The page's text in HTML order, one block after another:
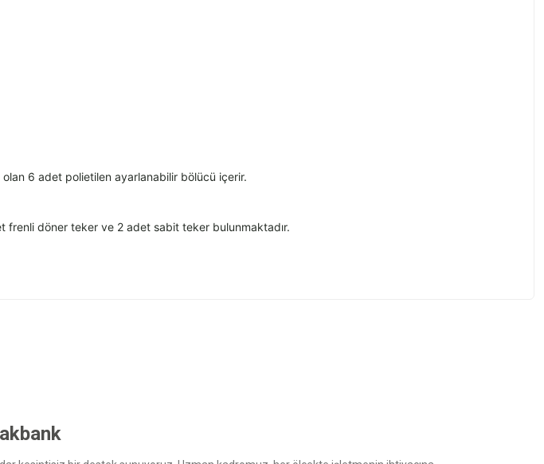
6 adet polietilen ayarlanabilir bölücü içerir.
döner teker ve 2 adet sabit teker bulunmaktadır.